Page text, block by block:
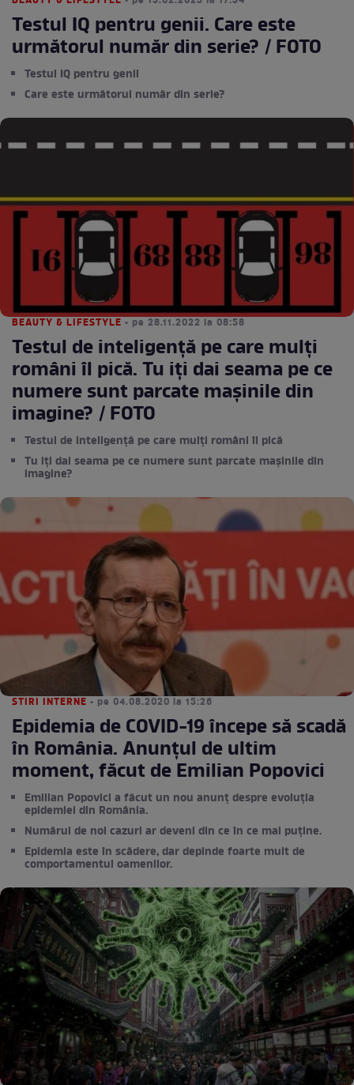
Testul IQ pentru genii. Care este
următorul număr din serie? / FOTO
Testul IQ pentru genii
Care este următorul număr din serie?
BEAUTY & LIFESTYLE • pe 28.11.2022 la 08:58
Testul de inteligență pe care mulți
români îl pică. Tu iți dai seama pe ce
numere sunt parcate mașinile din
imagine? / FOTO
Testul de inteligență pe care mulți români îl pică
Tu iți dai seama pe ce numere sunt parcate mașinile din
imagine?
STIRI INTERNE • pe 04.08.2020 la 15:26
Epidemia de COVID-19 începe să scadă
în România. Anunțul de ultim
moment, făcut de Emilian Popovici
Emilian Popovici a făcut un nou anunț despre evoluția
epidemiei din România.
Numărul de noi cazuri ar deveni din ce în ce mai puține.
Epidemia este în scădere, dar depinde foarte mult de
comportamentul oamenilor.